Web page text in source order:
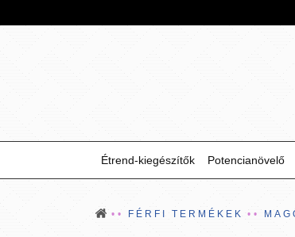
Étrend-kiegészítők Potencianövelő
FÉRFI TERMÉKEK